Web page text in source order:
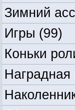
Зимний
Игры (99)
Коньки
Наградная